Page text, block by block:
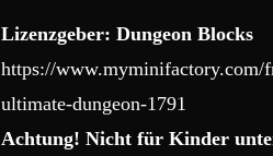
Lizenzgeber: Dungeon Blocks
https://www.myminifactory.com/
ultimate-dungeon-1791
Achtung! Nicht für Kinder